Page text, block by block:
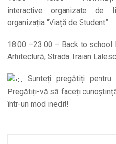
interactive organizate de
organizația “Viață de Student”
18:00 –23:00 – Back to school
Arhitectură, Strada Traian
Sunteți pregătiți pentru
Pregătiți-vă să faceți
într-un mod inedit!